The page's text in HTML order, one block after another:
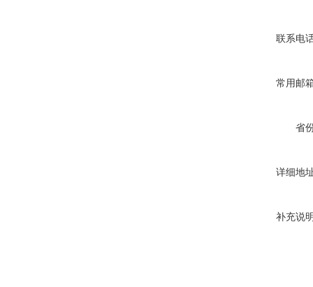
联系电
常用邮
省
详细地
补充说